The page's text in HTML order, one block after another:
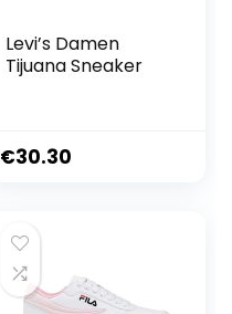
Levi’s Damen
Tijuana Sneaker
€30.30